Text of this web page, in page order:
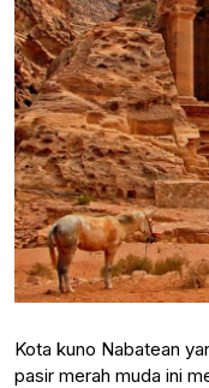
Kota kuno Nabatean
pasir merah muda ini